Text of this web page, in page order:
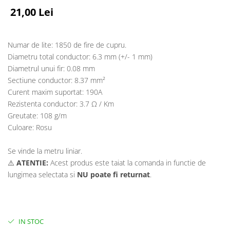
Incarcatoare
Motor BAFANG
Biciclete/ trotinete
21,00 Lei
Numar de lite: 1850 de fire de cupru.
Diametru total conductor: 6.3 mm (+/- 1 mm)
Diametrul unui fir: 0.08 mm
Sectiune conductor: 8.37 mm²
Curent maxim suportat: 190A
Rezistenta conductor: 3.7 Ω / Km
Greutate: 108 g/m
Culoare: Rosu
Se vinde la metru liniar.
⚠️ ATENTIE: Acest produs este taiat la comanda in functie de
lungimea selectata si NU poate fi returnat.
IN STOC